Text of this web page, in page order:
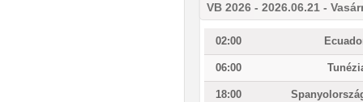
VB 2026 - 2026.06.21 -
02:00
06:00
18:00